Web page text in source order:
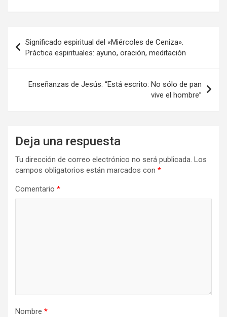
de
entradas
Significado espiritual del «Miércoles de Ceniza».
Práctica espirituales: ayuno, oración, meditación
Enseñanzas de Jesús. “Está escrito: No sólo de pan
vive el hombre”
Deja una respuesta
Tu dirección de correo electrónico no será publicada. Los
campos obligatorios están marcados con *
Comentario *
Nombre *